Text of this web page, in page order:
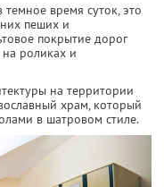
время суток, это
пеших и
покрытие дорог
на роликах и
на территории
храм, который
в шатровом стиле.